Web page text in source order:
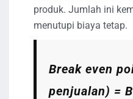
produk. Jumlah ini
menutupi biaya tetap.
Break even
penjualan) =